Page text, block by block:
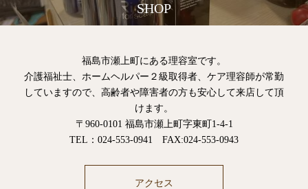
SHOP
福島市瀬上町にある理容室です。
介護福祉士、ホームヘルパー２級取得者、ケア理容師が常勤
していますので、高齢者や障害者の方も安心して来店して頂
けます。
〒960-0101 福島市瀬上町字東町1-4-1
TEL：024-553-0941 FAX:024-553-0943
アクセス